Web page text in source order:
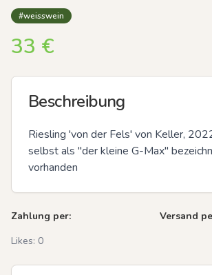
#weisswein
33 €
Beschreibung
Riesling 'von der Fels' von Keller,
selbst als "der kleine G-Max"
vorhanden
Zahlung per:
Versand
Likes: 0